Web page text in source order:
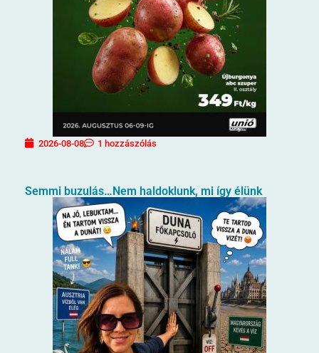
2026-08-08 1 hozzászólás
Semmi buzulás…Nem haldoklunk, mi így élünk